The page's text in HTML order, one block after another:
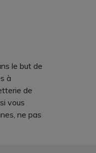
le but de
à
de
vous
ne pas